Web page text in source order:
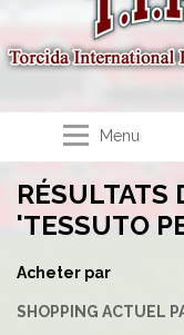
Menu
RÉSULTATS
'TESSUTO
Acheter par
SHOPPING ACTUEL